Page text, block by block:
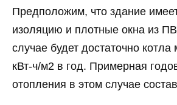
Предположим, что здание
изоляцию и плотные окна из
случае будет достаточно
кВт-ч/м2 в год. Примерная
отопления в этом случае